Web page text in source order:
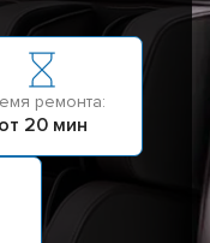
ремонта:
от 20 мин